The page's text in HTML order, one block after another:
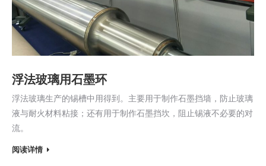
浮法玻璃用石墨环
浮法玻璃生产的锡槽中用得到。主要用于制作石墨挡墙，防止玻璃
液与耐火材料粘接；还有用于制作石墨挡坎，阻止锡液不必要的对
流。
阅读详情